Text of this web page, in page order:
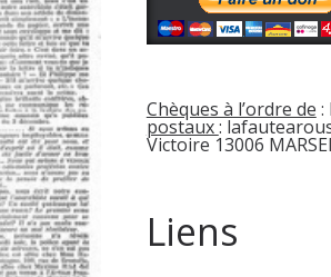
Chèques à l’ordre de :
postaux:
Victoire 13006
Liens